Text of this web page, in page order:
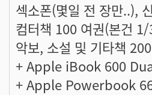
섹소폰(몇일 전 장만..),
컴터책 100 여권(본건
악보, 소설 및 기타책
+ Apple iBook 600
+ Apple Powerbook